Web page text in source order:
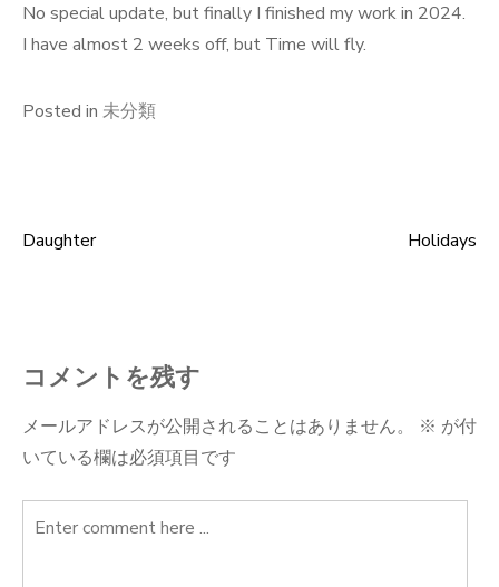
No special update, but finally I finished my work in 2024.
I have almost 2 weeks off, but Time will fly.
Posted in 未分類
投
ナ
ビ
ゲ
ー
Daughter Holidays
コメントを残す
メールアドレスが公開されることはありません。 ※ が付
いている欄は必須項目です